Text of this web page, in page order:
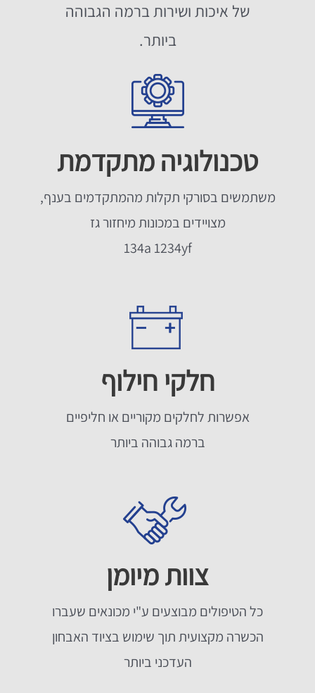
של איכות ושירות ברמה הגבוהה
ביותר.
טכנולוגיה מתקדמת
משתמשים בסורקי תקלות מהמתקדמים בענף,
מצויידים במכונות מיחזור גז
134a 1234yf
חלקי חילוף
אפשרות לחלקים מקוריים או חליפיים
ברמה גבוהה ביותר
צוות מיומן
כל הטיפולים מבוצעים ע"י מכונאים שעברו
הכשרה מקצועית תוך שימוש בציוד האבחון
העדכני ביותר